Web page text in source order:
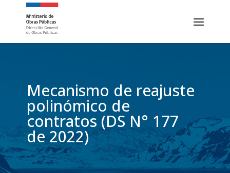
Mecanismo de reajuste
polinómico de
contratos (DS N° 177
de 2022)